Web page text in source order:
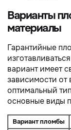
Варианты
материалы
Гарантийные
вариант имеет
зависимости
оптимальный
основные виды
Вариант пломбы